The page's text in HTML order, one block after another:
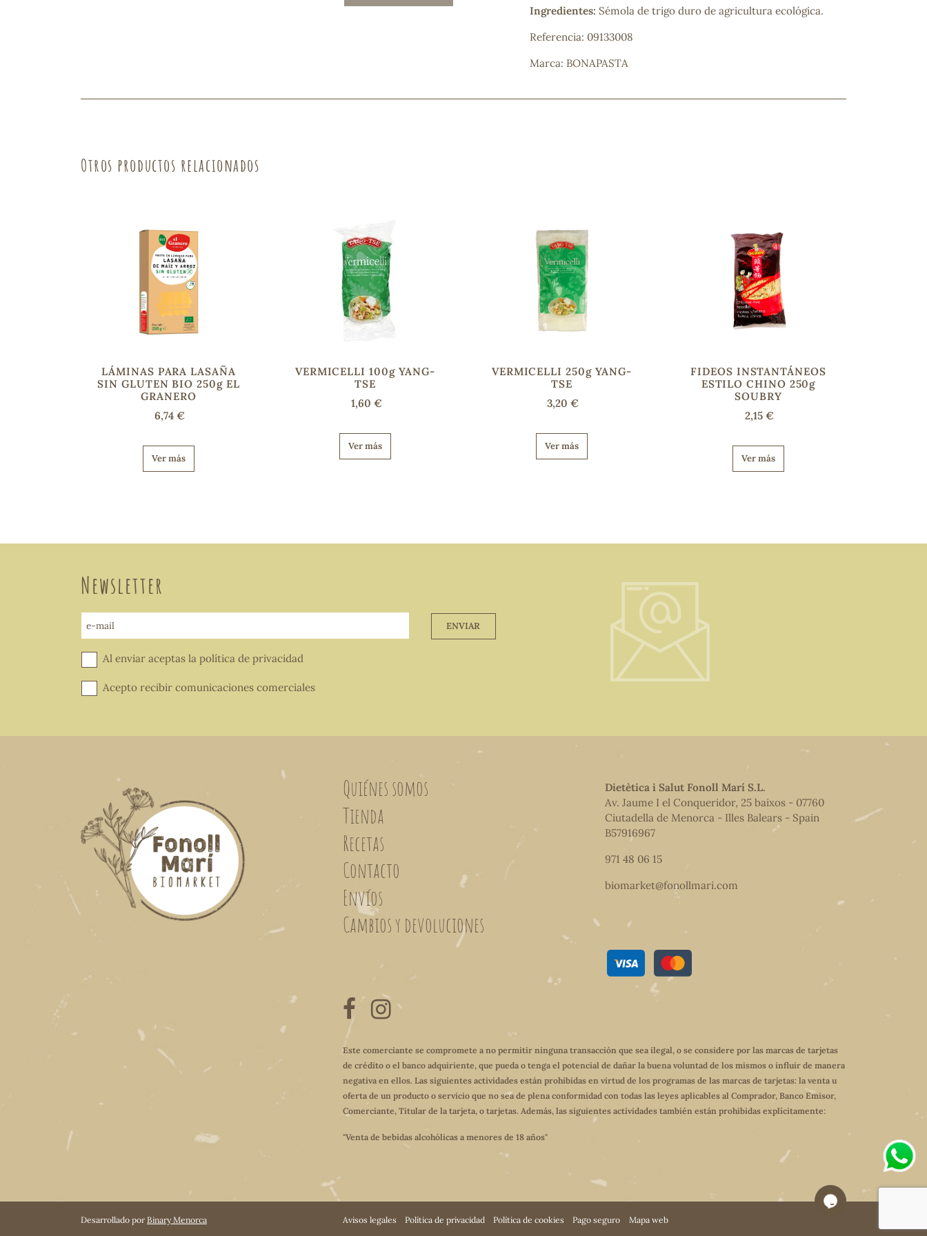
Protección solar y bronceadores
Ingredientes: Sémola de trigo duro de agricultura ecológica.
Referencia: 09133008
Marca: BONAPASTA
Otros productos relacionados
LÁMINAS PARA LASAÑA
SIN GLUTEN BIO 250g EL
GRANERO
6,74 €
Ver más
VERMICELLI 100g YANG-
TSE
1,60 €
Ver más
VERMICELLI 250g YANG-
TSE
3,20 €
Ver más
FIDEOS INSTANTÁNEOS
ESTILO CHINO 250g
SOUBRY
2,15 €
Ver más
Newsletter
e-mail ENVIAR
Al enviar aceptas la política de privacidad
Acepto recibir comunicaciones comerciales
Quiénes somos
Tienda
Recetas
Contacto
Envíos
Cambios y devoluciones
Dietètica i Salut Fonoll Marí S.L.
Av. Jaume I el Conqueridor, 25 baixos - 07760
Ciutadella de Menorca - Illes Balears - Spain
B57916967
971 48 06 15
biomarket@fonollmari.com
Este comerciante se compromete a no permitir ninguna transacción que sea ilegal, o se considere por las marcas de tarjetas
de crédito o el banco adquiriente, que pueda o tenga el potencial de dañar la buena voluntad de los mismos o influir de manera
negativa en ellos. Las siguientes actividades están prohibidas en virtud de los programas de las marcas de tarjetas: la venta u
oferta de un producto o servicio que no sea de plena conformidad con todas las leyes aplicables al Comprador, Banco Emisor,
Comerciante, Titular de la tarjeta, o tarjetas. Además, las siguientes actividades también están prohibidas explícitamente:
"Venta de bebidas alcohólicas a menores de 18 años"
Desarrollado por Binary Menorca Avisos legales Política de privacidad Política de cookies Pago seguro Mapa web